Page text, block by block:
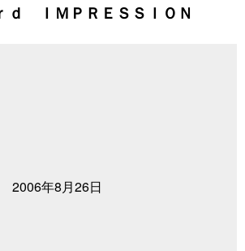
ＩＭＰＲＥＳＳＩＯＮ
2006年8月26日